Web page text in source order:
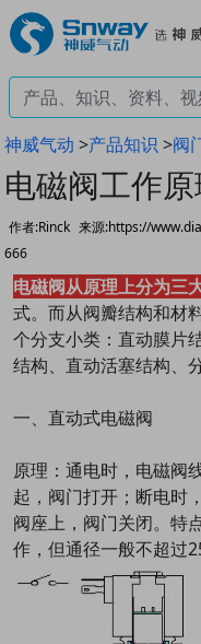
神威气动 >产品知识 >阀
电磁阀工作原
作者:Rinck 来源:https://
666
电磁阀从原理上分为三
式。而从阀瓣结构和材
个分支小类：直动膜片
结构、直动活塞结构、
一、直动式电磁阀
原理：通电时，电磁阀
起，阀门打开；断电时
阀座上，阀门关闭。特
作，但通径一般不超过